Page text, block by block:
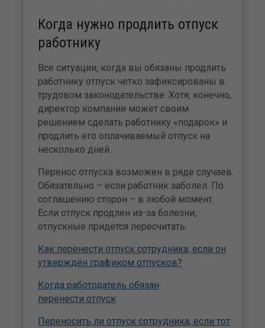
Когда нужно продлить отпуск
работнику
Все ситуации, когда вы обязаны продлить
работнику отпуск четко зафиксированы в
трудовом законодательстве. Хотя, конечно,
директор компании может своим
решением сделать работнику «подарок» и
продлить его оплачиваемый отпуск на
несколько дней.
Перенос отпуска возможен в ряде случаев.
Обязательно – если работник заболел. По
соглашению сторон – в любой момент.
Если отпуск продлен из-за болезни,
отпускные придется пересчитать.
Как перенести отпуск сотрудника, если он
утверждён графиком отпусков?
Когда работодатель обязан
перенести отпуск
Переносить ли отпуск сотрудника, если тот